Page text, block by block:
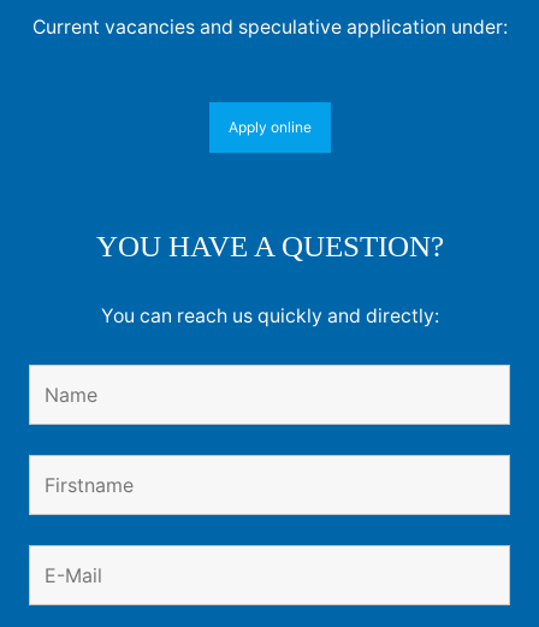
Current vacancies and speculative application under:
Apply online
YOU HAVE A QUESTION?
You can reach us quickly and directly: